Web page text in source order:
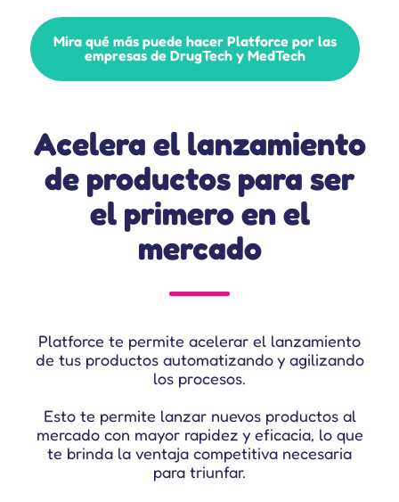
Mira qué más puede hacer Platforce por las
empresas de DrugTech y MedTech
Acelera el lanzamiento
de productos para ser
el primero en el
mercado
Platforce te permite acelerar el lanzamiento
de tus productos automatizando y agilizando
los procesos.
Esto te permite lanzar nuevos productos al
mercado con mayor rapidez y eficacia, lo que
te brinda la ventaja competitiva necesaria
para triunfar.